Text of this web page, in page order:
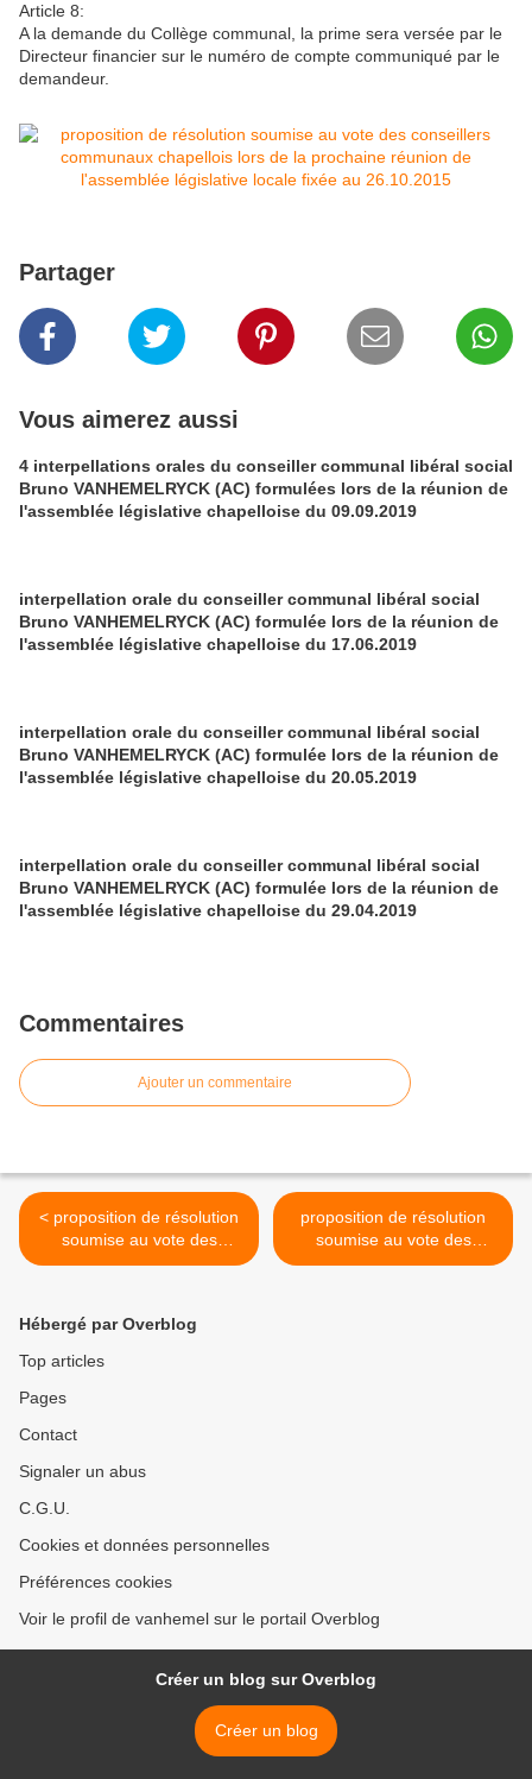
Article 8:
A la demande du Collège communal, la prime sera versée par le
Directeur financier sur le numéro de compte communiqué par le
demandeur.
Partager
Vous aimerez aussi
4 interpellations orales du conseiller communal libéral social
Bruno VANHEMELRYCK (AC) formulées lors de la réunion de
l'assemblée législative chapelloise du 09.09.2019
interpellation orale du conseiller communal libéral social
Bruno VANHEMELRYCK (AC) formulée lors de la réunion de
l'assemblée législative chapelloise du 17.06.2019
interpellation orale du conseiller communal libéral social
Bruno VANHEMELRYCK (AC) formulée lors de la réunion de
l'assemblée législative chapelloise du 20.05.2019
interpellation orale du conseiller communal libéral social
Bruno VANHEMELRYCK (AC) formulée lors de la réunion de
l'assemblée législative chapelloise du 29.04.2019
Commentaires
Ajouter un commentaire
< proposition de résolution
soumise au vote des
conseillers communaux
l'assemblée législative
locale fixée au 26.10.2015
proposition de résolution
soumise au vote des
conseillers communaux
Hébergé par Overblog
Top articles
Pages
Contact
Signaler un abus
C.G.U.
Cookies et données personnelles
Préférences cookies
Voir le profil de vanhemel sur le portail Overblog
Créer un blog sur Overblog
Créer un blog